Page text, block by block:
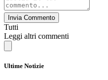
Invia Commento
Tutti
Leggi altri commenti
Ultime Notizie